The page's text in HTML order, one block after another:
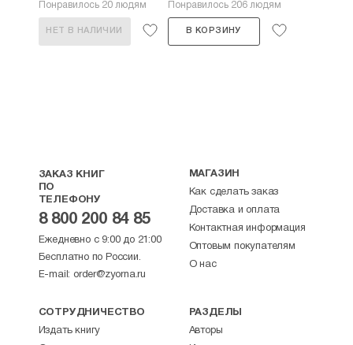
Понравилось 20 людям
НЕТ В НАЛИЧИИ
Понравилось 206 людям
В КОРЗИНУ
ЗАКАЗ КНИГ
ПО
ТЕЛЕФОНУ
8 800 200 84 85
Ежедневно с 9:00 до 21:00
Бесплатно по России.
E-mail: order@zyorna.ru
МАГАЗИН
Как сделать заказ
Доставка и оплата
Контактная информация
Оптовым покупателям
О нас
СОТРУДНИЧЕСТВО
Издать книгу
РАЗДЕЛЫ
Авторы